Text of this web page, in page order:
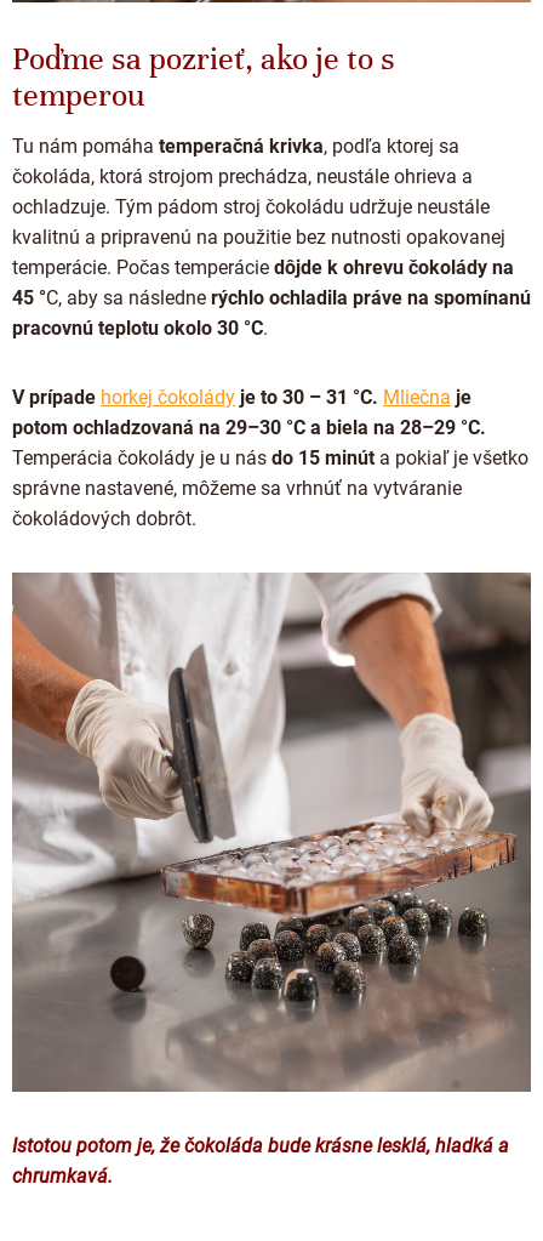
Poďme sa pozrieť, ako je to s
temperou
Tu nám pomáha temperačná krivka, podľa ktorej sa
čokoláda, ktorá strojom prechádza, neustále ohrieva a
ochladzuje. Tým pádom stroj čokoládu udržuje neustále
kvalitnú a pripravenú na použitie bez nutnosti opakovanej
temperácie. Počas temperácie dôjde k ohrevu čokolády na
45 °C, aby sa následne rýchlo ochladila práve na spomínanú
pracovnú teplotu okolo 30 °C.
V prípade horkej čokolády je to 30 – 31 °C. Mliečna je
potom ochladzovaná na 29–30 °C a biela na 28–29 °C.
Temperácia čokolády je u nás do 15 minút a pokiaľ je všetko
správne nastavené, môžeme sa vrhnúť na vytváranie
čokoládových dobrôt.
Istotou potom je, že čokoláda bude krásne lesklá, hladká a
chrumkavá.